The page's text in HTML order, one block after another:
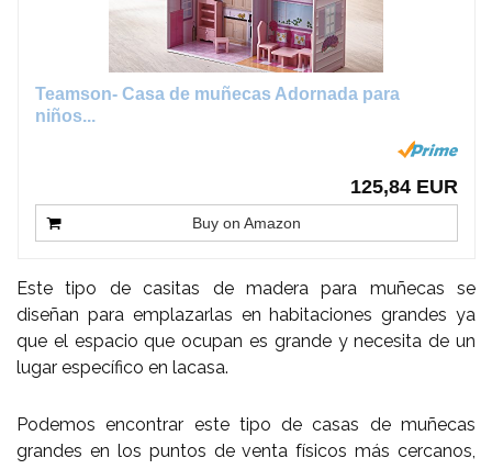
Teamson- Casa de muñecas Adornada para
niños...
125,84 EUR
Buy on Amazon
Este tipo de casitas de madera para muñecas se
diseñan para emplazarlas en habitaciones grandes ya
que el espacio que ocupan es grande y necesita de un
lugar específico en lacasa.
Podemos encontrar este tipo de casas de muñecas
grandes en los puntos de venta físicos más cercanos,